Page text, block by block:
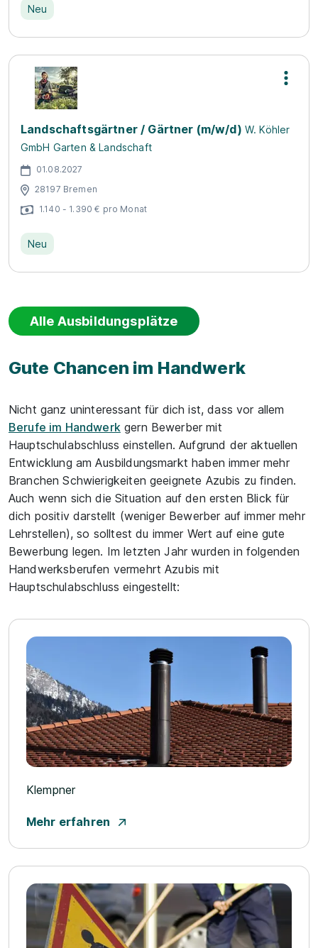
Neu
Landschaftsgärtner / Gärtner (m/w/d) W. Köhler
GmbH Garten & Landschaft
01.08.2027
28197 Bremen
1.140 - 1.390 € pro Monat
Neu
Alle Ausbildungsplätze
Gute Chancen im Handwerk
Nicht ganz uninteressant für dich ist, dass vor allem
Berufe im Handwerkgern Bewerber mit
Hauptschulabschluss einstellen. Aufgrund der aktuellen
Entwicklung am Ausbildungsmarkt haben immer mehr
Branchen Schwierigkeiten geeignete Azubis zu finden.
Auch wenn sich die Situation auf den ersten Blick für
dich positiv darstellt (weniger Bewerber auf immer mehr
Lehrstellen), so solltest du immer Wert auf eine gute
Bewerbung legen. Im letzten Jahr wurden in folgenden
Handwerksberufen vermehrt Azubis mit
Hauptschulabschluss eingestellt:
Klempner
Mehr erfahren